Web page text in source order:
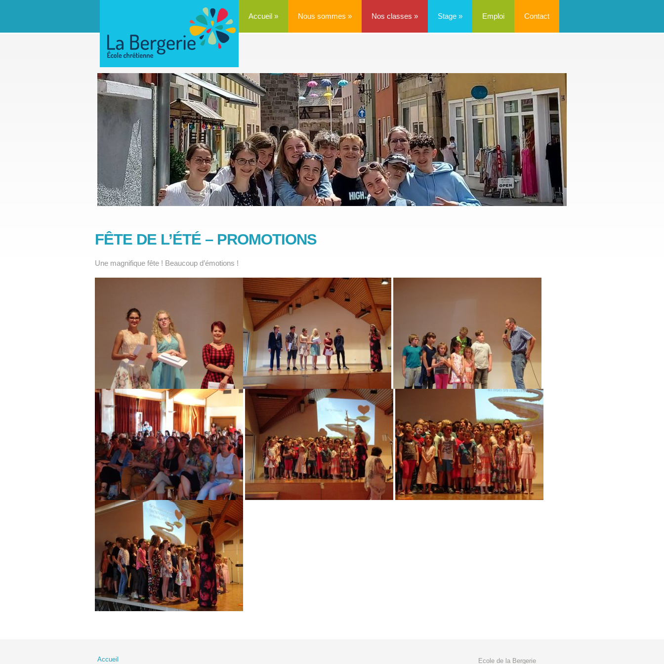
Accueil » Nous sommes » Nos classes » Stage » Emploi Contact
FÊTE DE L’ÉTÉ – PROMOTIONS
Une magnifique fête ! Beaucoup d’émotions !
Accueil Ecole de la Bergerie